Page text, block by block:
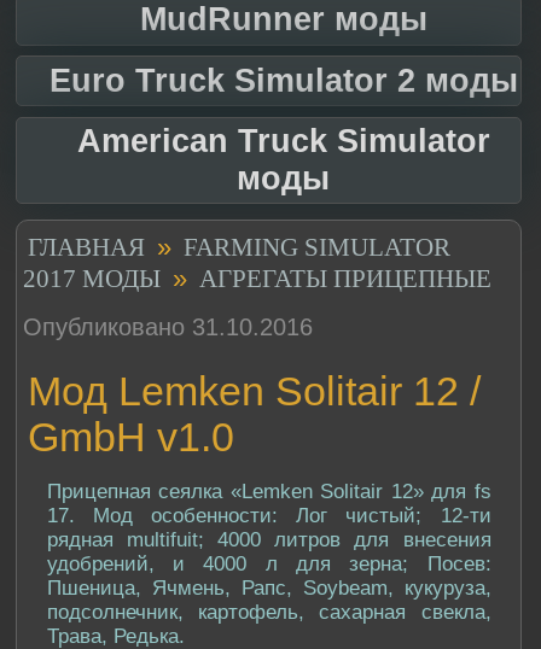
MudRunner моды
Euro Truck Simulator 2 моды
American Truck Simulator
моды
ГЛАВНАЯ » FARMING SIMULATOR
2017 МОДЫ » АГРЕГАТЫ ПРИЦЕПНЫЕ
Опубликовано 31.10.2016
Мод Lemken Solitair 12 /
GmbH v1.0
Прицепная сеялка «Lemken Solitair 12» для fs
17. Мод особенности: Лог чистый; 12-ти
рядная multifuit; 4000 литров для внесения
удобрений, и 4000 л для зерна; Посев:
Пшеница, Ячмень, Рапс, Soybeam, кукуруза,
подсолнечник, картофель, сахарная свекла,
Трава, Редька.